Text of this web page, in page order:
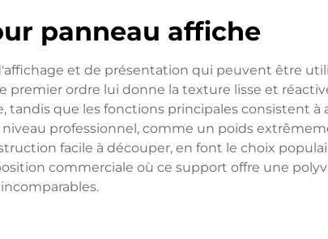
panneau affiche
et de présentation qui peuvent être
ordre lui donne la texture lisse et
que les fonctions principales consistent à
professionnel, comme un poids
facile à découper, en font le choix
commerciale où ce support offre une
incomparables.